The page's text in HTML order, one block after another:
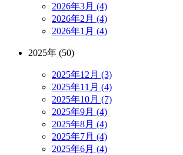
2026年3月 (4)
2026年2月 (4)
2026年1月 (4)
2025年 (50)
2025年12月 (3)
2025年11月 (4)
2025年10月 (7)
2025年9月 (4)
2025年8月 (4)
2025年7月 (4)
2025年6月 (4)